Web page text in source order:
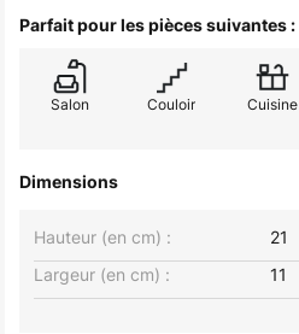
Parfait pour les pièces suivantes :
Salon Couloir Cuisine
Dimensions
Largeur (en cm) : 11
Hauteur (en cm) : 21